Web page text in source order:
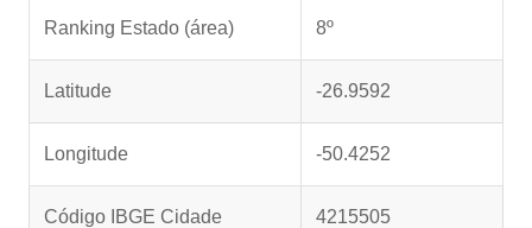
Ranking Estado (área) 8º
Latitude -26.9592
Longitude -50.4252
Código IBGE Cidade 4215505